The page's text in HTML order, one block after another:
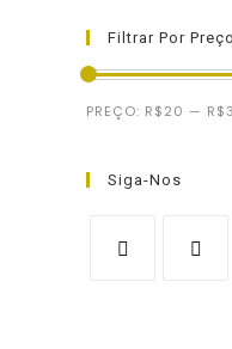
Filtrar Por Preço
Preço
Preço
PREÇO: R$20 —
Siga-Nos